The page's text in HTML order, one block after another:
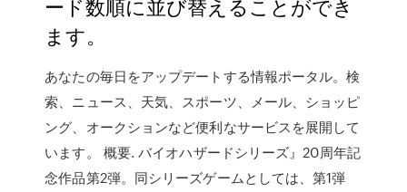
ード数順に並び替えることができ
ます。
あなたの毎日をアップデートする情報ポータル。検
索、ニュース、天気、スポーツ、メール、ショッピ
ング、オークションなど便利なサービスを展開して
います。 概要. バイオハザードシリーズ』20周年記
念作品第2弾。同シリーズゲームとしては、第1弾